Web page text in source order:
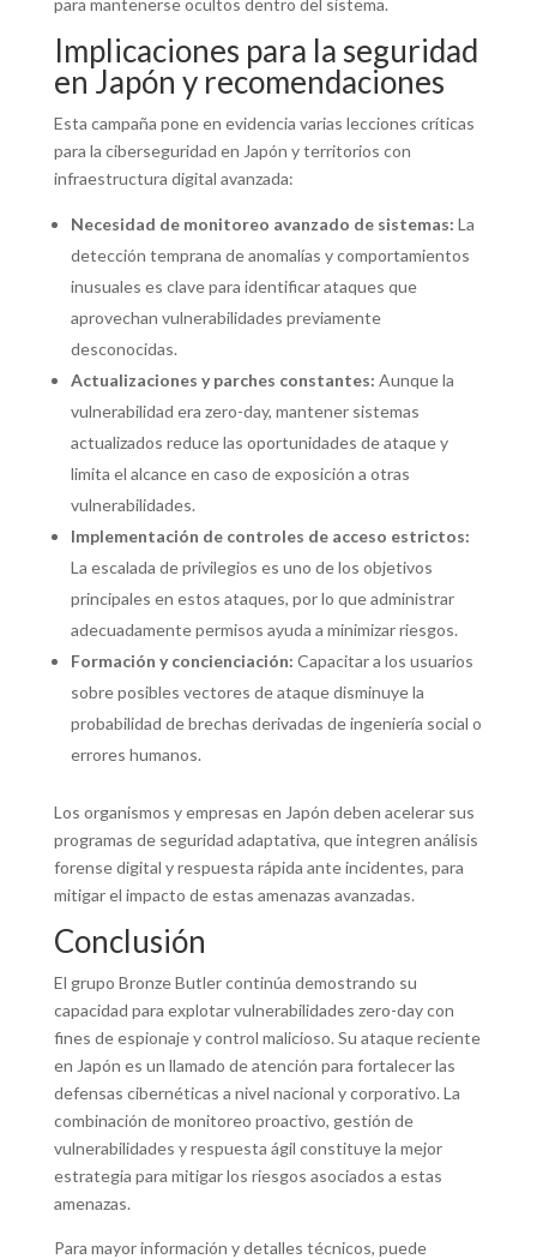
para mantenerse ocultos dentro del sistema.
Implicaciones para la seguridad
en Japón y recomendaciones
Esta campaña pone en evidencia varias lecciones críticas
para la ciberseguridad en Japón y territorios con
infraestructura digital avanzada:
Necesidad de monitoreo avanzado de sistemas: La
detección temprana de anomalías y comportamientos
inusuales es clave para identificar ataques que
aprovechan vulnerabilidades previamente
desconocidas.
Actualizaciones y parches constantes: Aunque la
vulnerabilidad era zero-day, mantener sistemas
actualizados reduce las oportunidades de ataque y
limita el alcance en caso de exposición a otras
vulnerabilidades.
Implementación de controles de acceso estrictos:
La escalada de privilegios es uno de los objetivos
principales en estos ataques, por lo que administrar
adecuadamente permisos ayuda a minimizar riesgos.
Formación y concienciación: Capacitar a los usuarios
sobre posibles vectores de ataque disminuye la
probabilidad de brechas derivadas de ingeniería social o
errores humanos.
Los organismos y empresas en Japón deben acelerar sus
programas de seguridad adaptativa, que integren análisis
forense digital y respuesta rápida ante incidentes, para
mitigar el impacto de estas amenazas avanzadas.
Conclusión
El grupo Bronze Butler continúa demostrando su
capacidad para explotar vulnerabilidades zero-day con
fines de espionaje y control malicioso. Su ataque reciente
en Japón es un llamado de atención para fortalecer las
defensas cibernéticas a nivel nacional y corporativo. La
combinación de monitoreo proactivo, gestión de
vulnerabilidades y respuesta ágil constituye la mejor
estrategia para mitigar los riesgos asociados a estas
amenazas.
Para mayor información y detalles técnicos, puede